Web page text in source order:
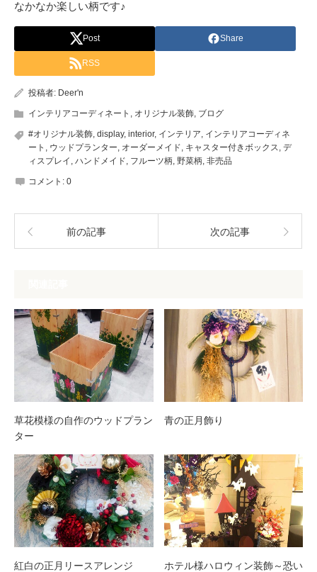
なかなか楽しい柄です♪
Post Share
RSS
投稿者: Deer'n
インテリアコーディネート オリジナル装飾 ブログ
#オリジナル装飾 display, interior, インテリア インテリアコーディネ
ート
ウッドプランター オーダーメイド キャスター付きボックス デ
ィスプレイ ハンドメイド フルーツ柄 野菜柄 非売品
コメント: 0
前の記事 次の記事
草花模様の自作のウッドプラン
ター
青の正月飾り
紅白の正月リースアレンジ
ホテル様ハロウィン装飾～恐い